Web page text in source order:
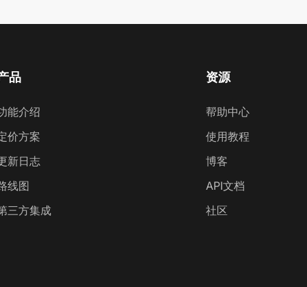
品
能介绍
价方案
新日志
线图
三方集成
资源
帮助中心
使用教程
博客
API文档
社区